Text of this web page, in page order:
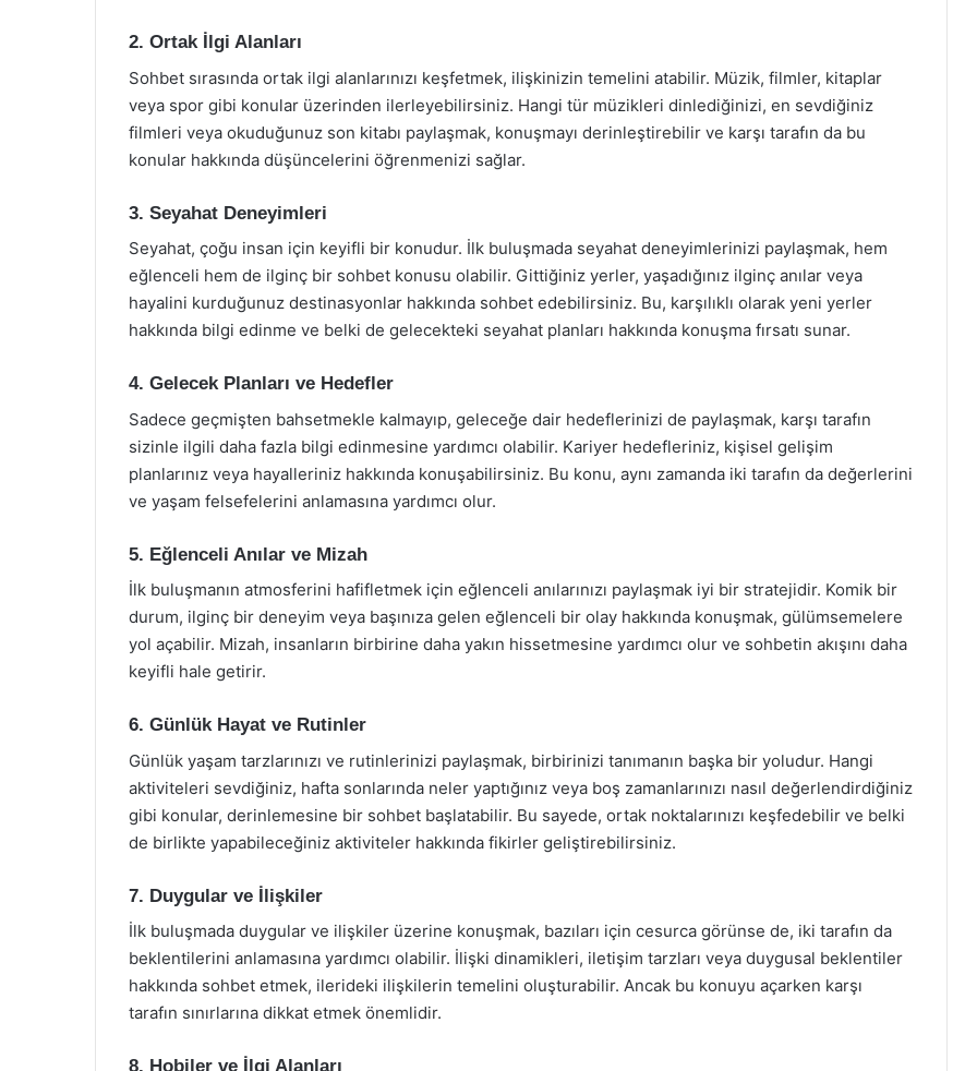
2. Ortak İlgi Alanları
Sohbet sırasında ortak ilgi alanlarınızı keşfetmek, ilişkinizin temelini atabilir. Müzik, filmler, kitaplar
veya spor gibi konular üzerinden ilerleyebilirsiniz. Hangi tür müzikleri dinlediğinizi, en sevdiğiniz
filmleri veya okuduğunuz son kitabı paylaşmak, konuşmayı derinleştirebilir ve karşı tarafın da bu
konular hakkında düşüncelerini öğrenmenizi sağlar.
3. Seyahat Deneyimleri
Seyahat, çoğu insan için keyifli bir konudur. İlk buluşmada seyahat deneyimlerinizi paylaşmak, hem
eğlenceli hem de ilginç bir sohbet konusu olabilir. Gittiğiniz yerler, yaşadığınız ilginç anılar veya
hayalini kurduğunuz destinasyonlar hakkında sohbet edebilirsiniz. Bu, karşılıklı olarak yeni yerler
hakkında bilgi edinme ve belki de gelecekteki seyahat planları hakkında konuşma fırsatı sunar.
4. Gelecek Planları ve Hedefler
Sadece geçmişten bahsetmekle kalmayıp, geleceğe dair hedeflerinizi de paylaşmak, karşı tarafın
sizinle ilgili daha fazla bilgi edinmesine yardımcı olabilir. Kariyer hedefleriniz, kişisel gelişim
planlarınız veya hayalleriniz hakkında konuşabilirsiniz. Bu konu, aynı zamanda iki tarafın da değerlerini
ve yaşam felsefelerini anlamasına yardımcı olur.
5. Eğlenceli Anılar ve Mizah
İlk buluşmanın atmosferini hafifletmek için eğlenceli anılarınızı paylaşmak iyi bir stratejidir. Komik bir
durum, ilginç bir deneyim veya başınıza gelen eğlenceli bir olay hakkında konuşmak, gülümsemelere
yol açabilir. Mizah, insanların birbirine daha yakın hissetmesine yardımcı olur ve sohbetin akışını daha
keyifli hale getirir.
6. Günlük Hayat ve Rutinler
Günlük yaşam tarzlarınızı ve rutinlerinizi paylaşmak, birbirinizi tanımanın başka bir yoludur. Hangi
aktiviteleri sevdiğiniz, hafta sonlarında neler yaptığınız veya boş zamanlarınızı nasıl değerlendirdiğiniz
gibi konular, derinlemesine bir sohbet başlatabilir. Bu sayede, ortak noktalarınızı keşfedebilir ve belki
de birlikte yapabileceğiniz aktiviteler hakkında fikirler geliştirebilirsiniz.
7. Duygular ve İlişkiler
İlk buluşmada duygular ve ilişkiler üzerine konuşmak, bazıları için cesurca görünse de, iki tarafın da
beklentilerini anlamasına yardımcı olabilir. İlişki dinamikleri, iletişim tarzları veya duygusal beklentiler
hakkında sohbet etmek, ilerideki ilişkilerin temelini oluşturabilir. Ancak bu konuyu açarken karşı
tarafın sınırlarına dikkat etmek önemlidir.
8. Hobiler ve İlgi Alanları